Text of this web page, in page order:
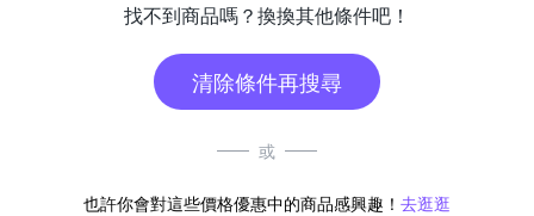
找不到商品嗎？換換其他條件吧！
清除條件再搜尋
或
也許你會對這些價格優惠中的商品感興趣！ 去逛逛